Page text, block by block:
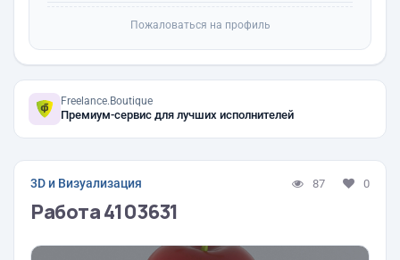
Пожаловаться на профиль
Freelance.Boutique
Премиум-сервис для лучших исполнителей
3D и Визуализация 87 0
Работа 4103631